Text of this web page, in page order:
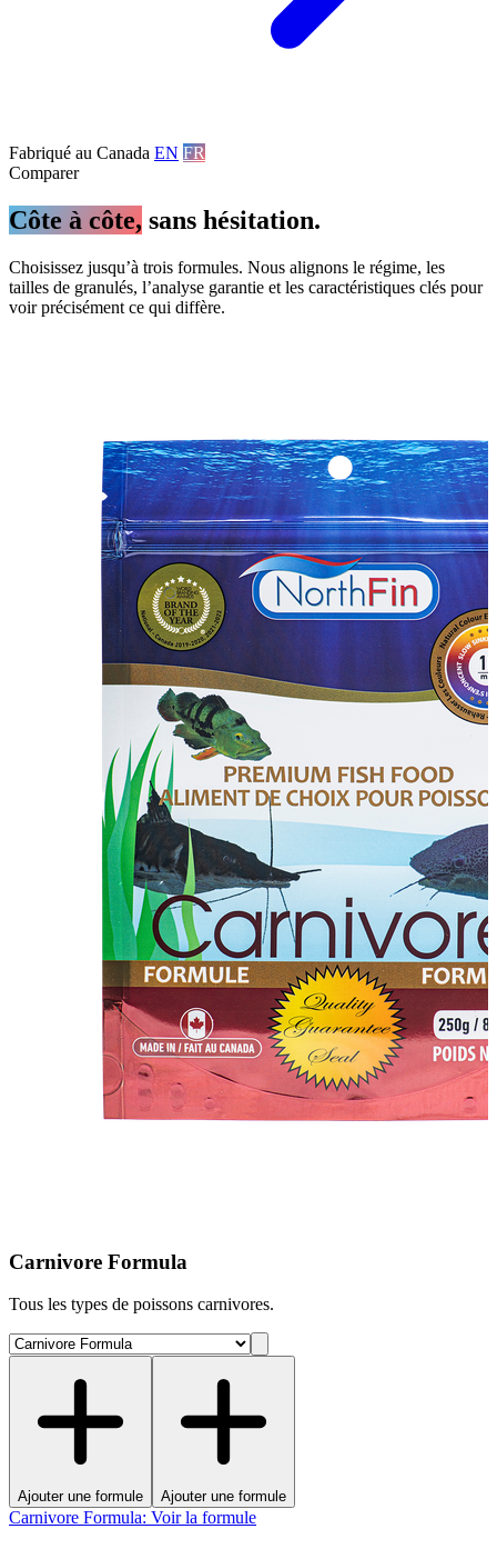
Fabriqué au Canada EN FR
Comparer
Côte à côte, sans hésitation.
Choisissez jusqu’à trois formules. Nous alignons le régime, les
tailles de granulés, l’analyse garantie et les caractéristiques clés pour
voir précisément ce qui diffère.
Carnivore Formula
Tous les types de poissons carnivores.
Ajouter une formule Ajouter une formule
Carnivore Formula: Voir la formule